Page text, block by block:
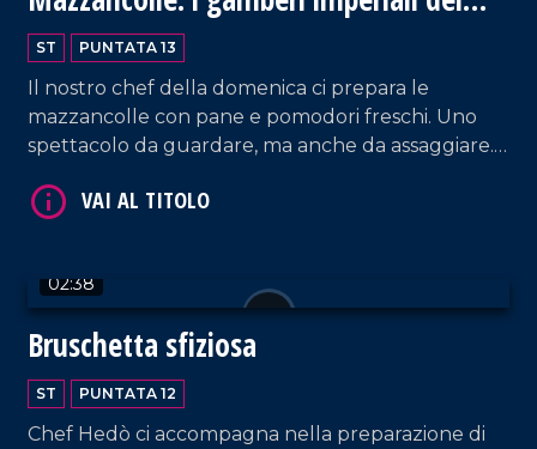
nostro mare
ST PUNTATA 13
Il nostro chef della domenica ci prepara le
mazzancolle con pane e pomodori freschi. Uno
spettacolo da guardare, ma anche da assaggiare.
pronta!
02:38
Bruschetta sfiziosa
ST PUNTATA 12
Chef Hedò ci accompagna nella preparazione di
VAI AL TITOLO
VAI AL TITOLO